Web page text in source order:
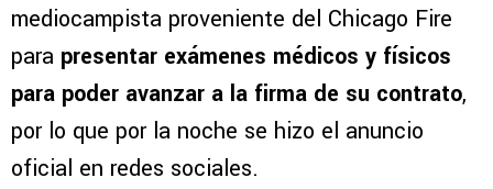
mediocampista proveniente del Chicago Fire
para presentar exámenes médicos y físicos
para poder avanzar a la firma de su contrato,
por lo que por la noche se hizo el anuncio
oficial en redes sociales.